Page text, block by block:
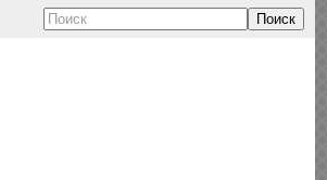
Поиск